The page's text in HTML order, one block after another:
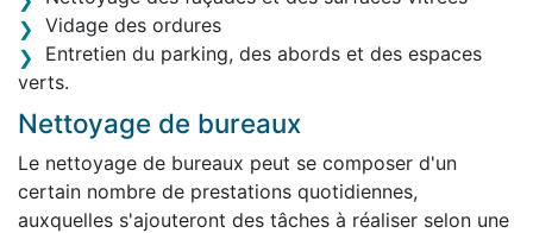
Vidage des ordures
Entretien du parking, des abords et des espaces
verts.
Nettoyage de bureaux
Le nettoyage de bureaux peut se composer d'un
certain nombre de prestations quotidiennes,
auxquelles s'ajouteront des tâches à réaliser selon une